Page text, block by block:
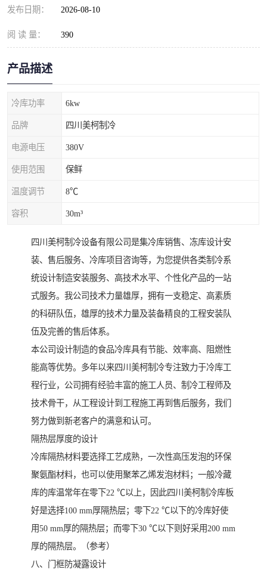
发布日期： 2026-08-10
阅 读 量： 390
产品描述
冷库功率 6kw
品牌 四川美柯制冷
电源电压 380V
使用范围 保鲜
温度调节 8℃
容积 30m³
四川美柯制冷设备有限公司是集冷库销售、冻库设计安
装、售后服务、冷库项目咨询等，为您提供各类制冷系
统设计制造安装服务、高技术水平、个性化产品的一站
式服务。我公司技术力量雄厚，拥有一支稳定、高素质
的科研队伍，雄厚的技术力量及装备精良的工程安装队
伍及完善的售后体系。
本公司设计制造的食品冷库具有节能、效率高、阻燃性
能高等优势。多年以来四川美柯制冷专注致力于冷库工
程行业，公司拥有经验丰富的施工人员、制冷工程师及
技术骨干，从工程设计到工程施工再到售后服务，我们
努力做到新老客户的满意和认可。
隔热层厚度的设计
冷库隔热材料要选择工艺成熟，一次性高压发泡的环保
聚氨酯材料，也可以使用聚苯乙烯发泡材料；一般冷藏
库的库温常年在零下22 ℃以上，因此四川美柯制冷库板
好是选择100 mm厚隔热层；零下22 ℃以下的冷库好使
用50 mm厚的隔热层；而零下30 ℃以下则好采用200 mm
厚的隔热层。（参考）
八、门框防凝露设计